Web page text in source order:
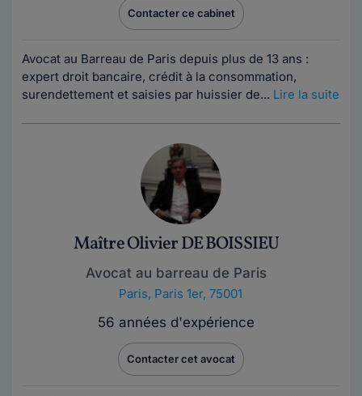
Contacter ce cabinet
Avocat au Barreau de Paris depuis plus de 13 ans :
expert droit bancaire, crédit à la consommation,
surendettement et saisies par huissier de... Lire la suite
Maître Olivier DE BOISSIEU
Avocat au barreau de Paris
Paris, Paris 1er, 75001
56 années d'expérience
Contacter cet avocat